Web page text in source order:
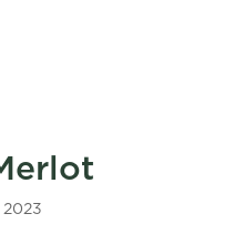
2023